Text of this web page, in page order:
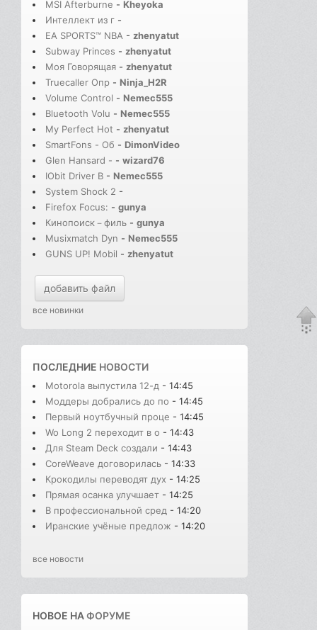
MSI Afterburne - Kheyoka
Интеллект из г -
EA SPORTS™ NBA - zhenyatut
Subway Princes - zhenyatut
Моя Говорящая - zhenyatut
Truecaller Опр - Ninja_H2R
Volume Control - Nemec555
Bluetooth Volu - Nemec555
My Perfect Hot - zhenyatut
SmartFons - Об - DimonVideo
Glen Hansard - - wizard76
IObit Driver B - Nemec555
System Shock 2 -
Firefox Focus: - gunya
Кинопоиск－филь - gunya
Musixmatch Dyn - Nemec555
GUNS UP! Mobil - zhenyatut
добавить файл
все новинки
ПОСЛЕДНИЕ НОВОСТИ
Motorola выпустила 12-д - 14:45
Моддеры добрались до по - 14:45
Первый ноутбучный проце - 14:45
Wo Long 2 переходит в о - 14:43
Для Steam Deck создали - 14:43
CoreWeave договорилась - 14:33
Крокодилы переводят дух - 14:25
Прямая осанка улучшает - 14:25
В профессиональной сред - 14:20
Иранские учёные предлож - 14:20
все новости
НОВОЕ НАФОРУМЕ